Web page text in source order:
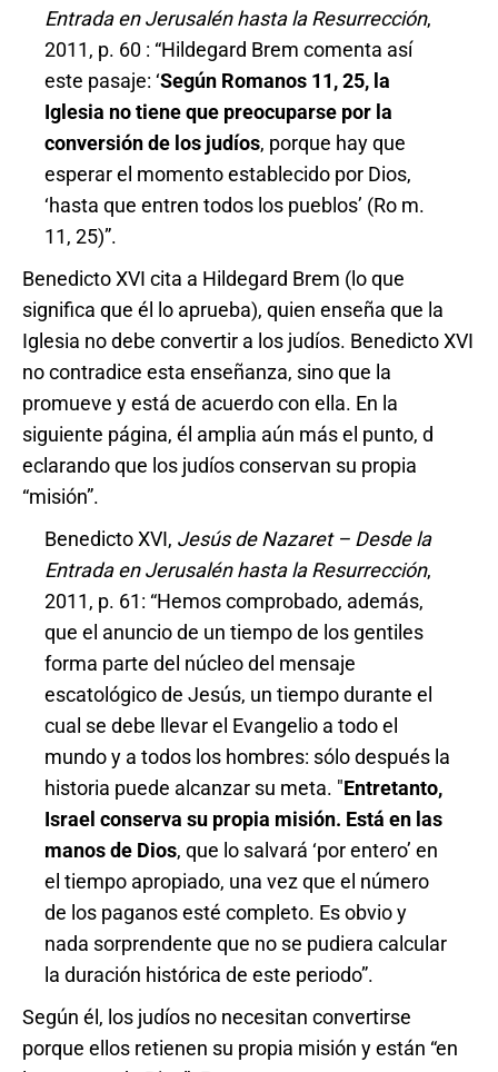
Entrada en Jerusalén hasta la Resurrección,
2011, p. 60 : “Hildegard Brem comenta así
este pasaje: ‘Según Romanos 11, 25, la
Iglesia no tiene que preocuparse por la
conversión de los judíos, porque hay que
esperar el momento establecido por Dios,
‘hasta que entren todos los pueblos’ (Ro m.
11, 25)”.
Benedicto XVI cita a Hildegard Brem (lo que
significa que él lo aprueba), quien enseña que la
Iglesia no debe convertir a los judíos. Benedicto XVI
no contradice esta enseñanza, sino que la
promueve y está de acuerdo con ella. En la
siguiente página, él amplia aún más el punto, d
eclarando que los judíos conservan su propia
“misión”.
Benedicto XVI, Jesús de Nazaret – Desde la
Entrada en Jerusalén hasta la Resurrección,
2011, p. 61: “Hemos comprobado, además,
que el anuncio de un tiempo de los gentiles
forma parte del núcleo del mensaje
escatológico de Jesús, un tiempo durante el
cual se debe llevar el Evangelio a todo el
mundo y a todos los hombres: sólo después la
historia puede alcanzar su meta. "Entretanto,
Israel conserva su propia misión. Está en las
manos de Dios, que lo salvará ‘por entero’ en
el tiempo apropiado, una vez que el número
de los paganos esté completo. Es obvio y
nada sorprendente que no se pudiera calcular
la duración histórica de este periodo”.
Según él, los judíos no necesitan convertirse
porque ellos retienen su propia misión y están “en